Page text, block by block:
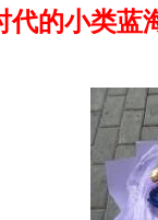
代的小类蓝